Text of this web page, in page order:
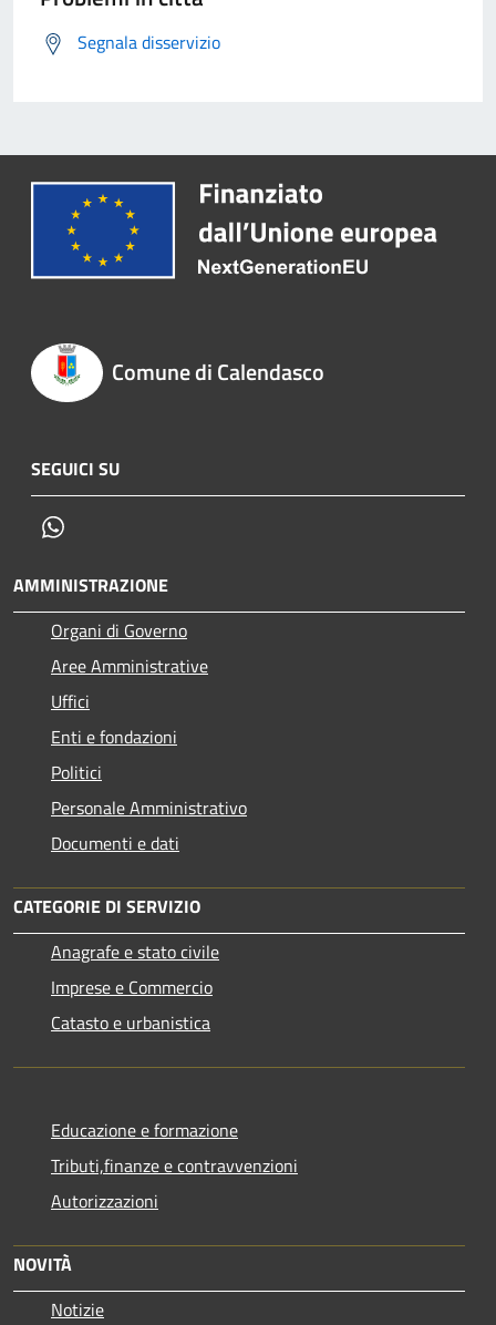
Segnala disservizio
Comune di Calendasco
SEGUICI SU
AMMINISTRAZIONE
Organi di Governo
Aree Amministrative
Uffici
Enti e fondazioni
Politici
Personale Amministrativo
Documenti e dati
CATEGORIE DI SERVIZIO
Anagrafe e stato civile
Imprese e Commercio
Catasto e urbanistica
Educazione e formazione
Tributi,finanze e contravvenzioni
Autorizzazioni
NOVITÀ
Notizie